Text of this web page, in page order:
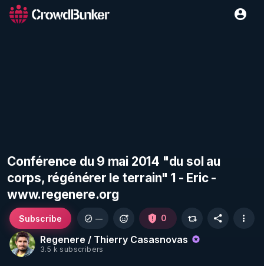
Conférence du 9 mai 2014 "du sol au
corps, régénérer le terrain" 1 - Eric -
www.regenere.org
Regenere / Thierry Casasnovas
3.5 k subscribers
Subscribe — 0